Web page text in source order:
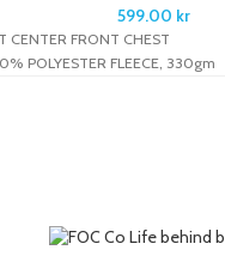
599.00 kr
CENTER FRONT CHEST
POLYESTER FLEECE, 330gm